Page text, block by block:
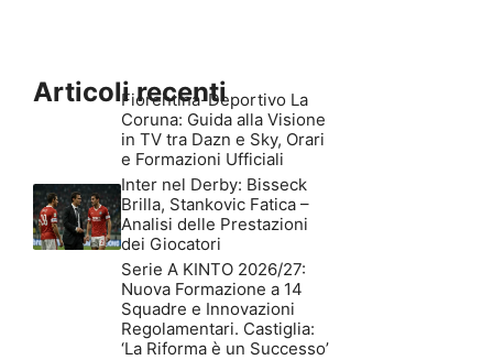
Articoli recenti
Fiorentina-Deportivo La
Coruna: Guida alla Visione
in TV tra Dazn e Sky, Orari
e Formazioni Ufficiali
Inter nel Derby: Bisseck
Brilla, Stankovic Fatica –
Analisi delle Prestazioni
dei Giocatori
Serie A KINTO 2026/27:
Nuova Formazione a 14
Squadre e Innovazioni
Regolamentari. Castiglia:
‘La Riforma è un Successo’